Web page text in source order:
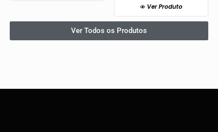
Ver Produto
Ver Todos os Produtos